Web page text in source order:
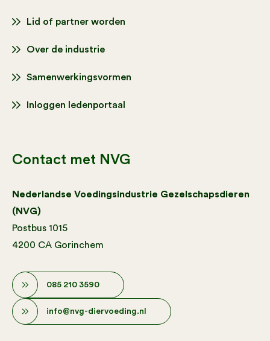
Lid of partner worden
Over de industrie
Samenwerkingsvormen
Inloggen ledenportaal
Contact met NVG
Nederlandse Voedingsindustrie Gezelschapsdieren
(NVG)
Postbus 1015
4200 CA Gorinchem
085 210 3590
info@nvg-diervoeding.nl